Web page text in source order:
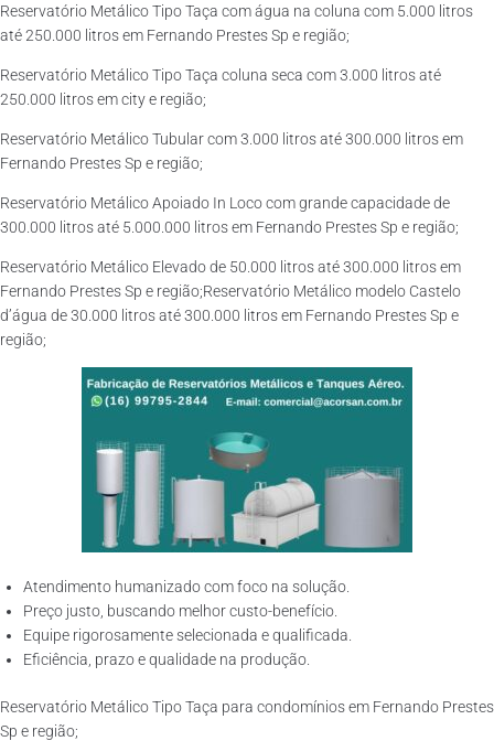
Reservatório Metálico Tipo Taça com água na coluna com 5.000 litros
até 250.000 litros em Fernando Prestes Sp e região;
Reservatório Metálico Tipo Taça coluna seca com 3.000 litros até
250.000 litros em city e região;
Reservatório Metálico Tubular com 3.000 litros até 300.000 litros em
Fernando Prestes Sp e região;
Reservatório Metálico Apoiado In Loco com grande capacidade de
300.000 litros até 5.000.000 litros em Fernando Prestes Sp e região;
Reservatório Metálico Elevado de 50.000 litros até 300.000 litros em
Fernando Prestes Sp e região;Reservatório Metálico modelo Castelo
d’água de 30.000 litros até 300.000 litros em Fernando Prestes Sp e
região;
Atendimento humanizado com foco na solução.
Preço justo, buscando melhor custo-benefício.
Equipe rigorosamente selecionada e qualificada.
Eficiência, prazo e qualidade na produção.
Reservatório Metálico Tipo Taça para condomínios em Fernando Prestes
Sp e região;